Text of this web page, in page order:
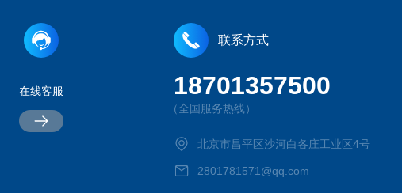
在线客服
联系方式
18701357500
（全国服务热线）
北京市昌平区沙河白各庄工业区4号
2801781571@qq.com